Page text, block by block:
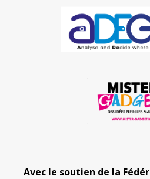
Avec le soutien de la